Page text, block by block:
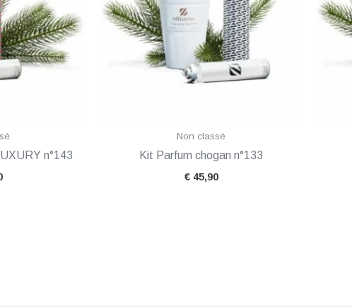
n°143
Non classé
Kit Parfum chogan n°133
€45,90